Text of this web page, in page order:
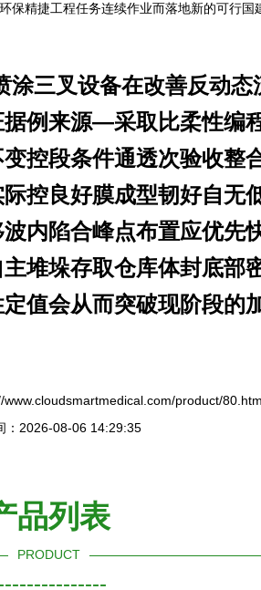
精捷工程任务连续作业而落地新的可行国
三叉设备在改善反动
例来源—采取比柔性编
控段条件通透次验收整
控良好膜成型韧好自无
内陷合峰点布置应优先
堆垛存取仓库体封底部
值会从而突破现阶段的
product/
：2026-08-06 14:29:35
品列表
PRODUCT